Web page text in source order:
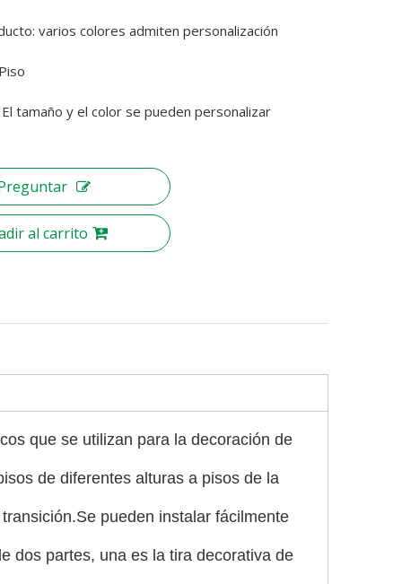
varios colores admiten personalización
tamaño y el color se pueden personalizar
al carrito
que se utilizan para la decoración de
de diferentes alturas a pisos de la
pueden instalar fácilmente
dos partes, una es la tira decorativa de